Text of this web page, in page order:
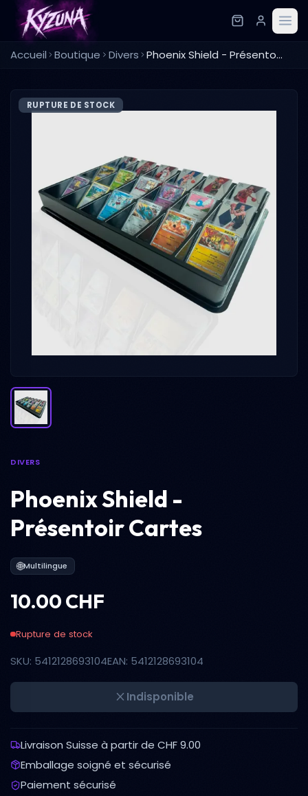
Accueil Boutique Divers Phoenix Shield - Présentoir Cartes
RUPTURE DE STOCK
DIVERS
Phoenix Shield -
Présentoir Cartes
🌐Multilingue
10.00 CHF
Rupture de stock
SKU: 5412128693104EAN: 5412128693104
Indisponible
Livraison Suisse à partir de CHF 9.00
Emballage soigné et sécurisé
Paiement sécurisé